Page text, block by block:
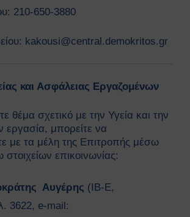
Προστασία)
Χημικά, Βιολογικά, Ραδιολογικά
& Πυρηνικά Περιστατικά (ΧΒΡΠ)
Θυελλώδεις Άνεμοι
Καταιγίδες
Πλημμύρες
Χιονοπτώσεις
Καύσωνας
Κατολισθίσεις
Κάπνισμα
Παγκόσμια ημέρα κατά του
210-650-3880
kakousi@central.demokritos.gr
και Ασφάλειας Εργαζομένων
θέμα σχετικό με την Υγεία και την
εργασία, μπορείτε να
με τα μέλη της Επιτροπής μέσω
επικοινωνίας:
Αυγέρης (ΙΒ-Ε,
3622, e-mail: